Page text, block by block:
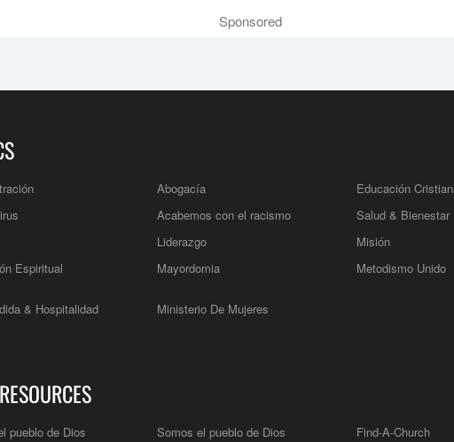
Sponsored
Abogacía Educación
Acabemos con el racismo Salud & Bienestar
Liderazgo Misión
Espiritual
Mayordomia Metodismo Unido
& Hospitalidad
Ministerio De Mujeres
pueblo de Dios Somos el pueblo de Dios Find-A-Church